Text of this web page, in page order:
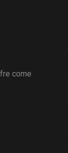
come